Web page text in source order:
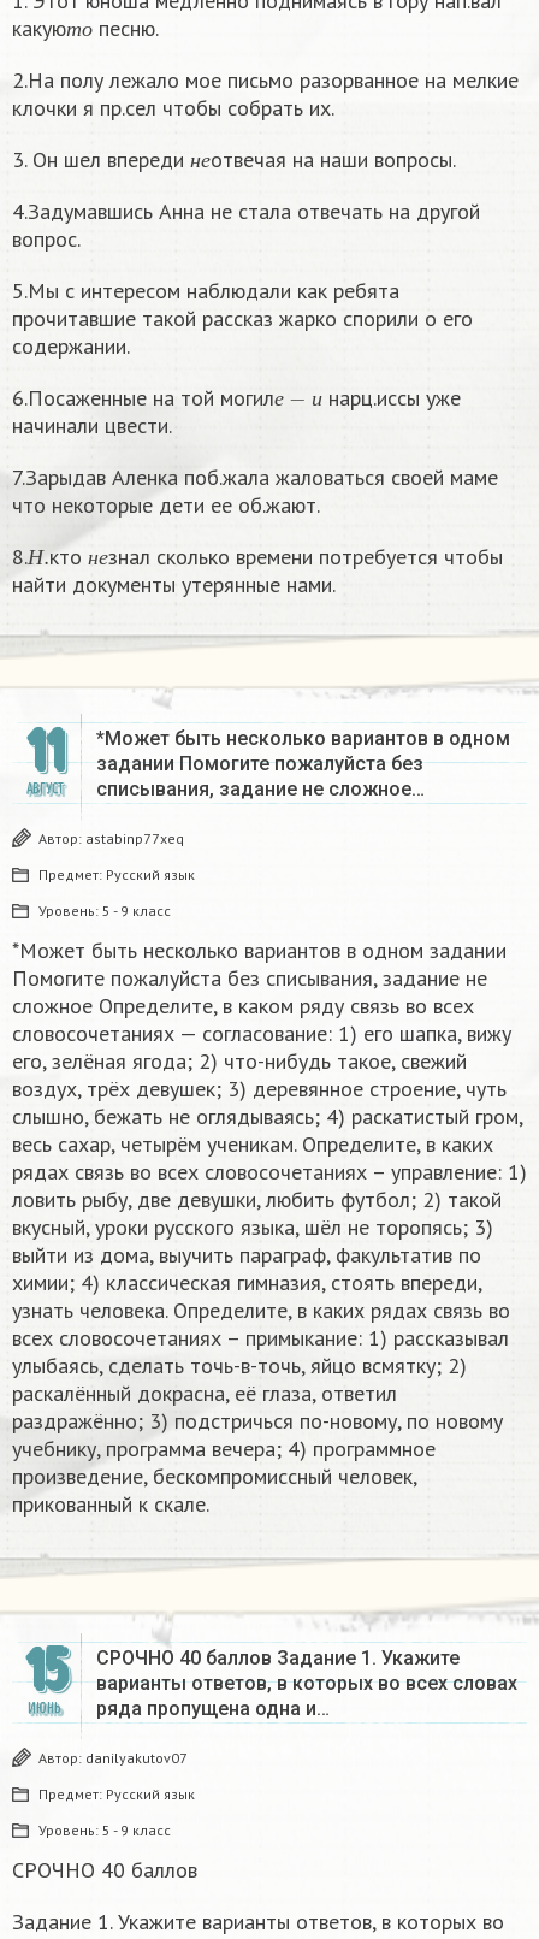
какуют о
т о песню.
2.На полу лежало мое письмо разорванное на мелкие
клочки я пр.сел чтобы собрать их.
3. Он шел впереди
н е отвечая на наши вопросы.
4.Задумавшись Анна не стала отвечать на другой
вопрос.
5.Мы с интересом наблюдали как ребята
прочитавшие такой рассказ жарко спорили о его
содержании.
6.Посаженные на той могил е и нарц.иссы уже
начинали цвести.
7.Зарыдав Аленка поб.жала жаловаться своей маме
что некоторые дети ее об.жают.
8.Н
Н. ктонезнал сколько времени потребуется чтобы
найти документы утерянные нами.
11
АВГУСТ
*Может быть несколько вариантов в одном
задании Помогите пожалуйста без
списывания, задание не сложное…
Автор: astabinp77xeq
Предмет: Русский язык
Уровень: 5 - 9 класс
*Может быть несколько вариантов в одном задании
Помогите пожалуйста без списывания, задание не
сложное Определите, в каком ряду связь во всех
словосочетаниях — согласование: 1) его шапка, вижу
его, зелёная ягода; 2) что-нибудь такое, свежий
воздух, трёх девушек; 3) деревянное строение, чуть
слышно, бежать не оглядываясь; 4) раскатистый гром,
весь сахар, четырём ученикам. Определите, в каких
рядах связь во всех словосочетаниях – управление: 1)
ловить рыбу, две девушки, любить футбол; 2) такой
вкусный, уроки русского языка, шёл не торопясь; 3)
выйти из дома, выучить параграф, факультатив по
химии; 4) классическая гимназия, стоять впереди,
узнать человека. Определите, в каких рядах связь во
всех словосочетаниях – примыкание: 1) рассказывал
улыбаясь, сделать точь-в-точь, яйцо всмятку; 2)
раскалённый докрасна, её глаза, ответил
раздражённо; 3) подстричься по-новому, по новому
учебнику, программа вечера; 4) программное
произведение, бескомпромиссный человек,
прикованный к скале.
15
ИЮНЬ
СРОЧНО 40 баллов Задание 1. Укажите
варианты ответов, в которых во всех словах
ряда пропущена одна и…
Автор: danilyakutov07
Предмет: Русский язык
Уровень: 5 - 9 класс
СРОЧНО 40 баллов
Задание 1. Укажите варианты ответов, в которых во